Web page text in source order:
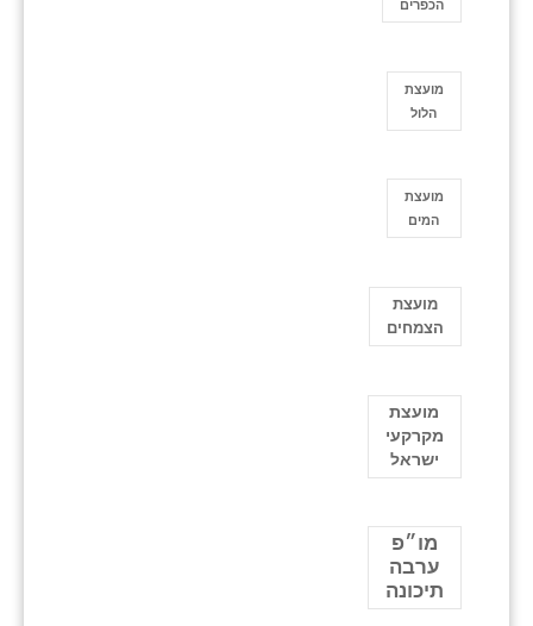
הכפרים
מועצת
הלול
מועצת
המים
מועצת
הצמחים
מועצת
מקרקעי
ישראל
מו״פ
ערבה
תיכונה